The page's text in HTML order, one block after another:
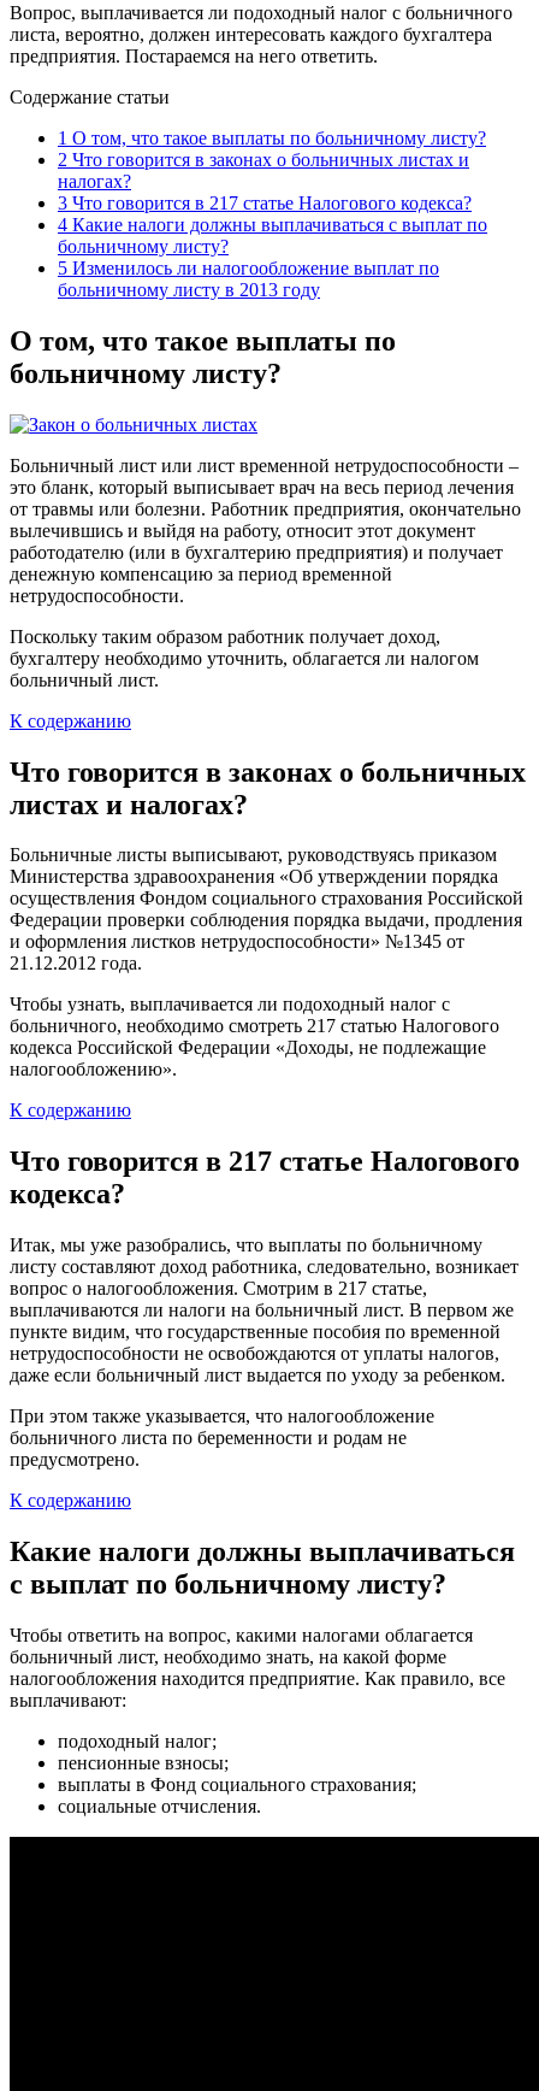
Вопрос, выплачивается ли подоходный налог с больничного
листа, вероятно, должен интересовать каждого бухгалтера
предприятия. Постараемся на него ответить.
Содержание статьи
1 О том, что такое выплаты по больничному листу?
2 Что говорится в законах о больничных листах и
налогах?
3 Что говорится в 217 статье Налогового кодекса?
4 Какие налоги должны выплачиваться с выплат по
больничному листу?
5 Изменилось ли налогообложение выплат по
больничному листу в 2013 году
О том, что такое выплаты по
больничному листу?
Больничный лист или лист временной нетрудоспособности –
это бланк, который выписывает врач на весь период лечения
от травмы или болезни. Работник предприятия, окончательно
вылечившись и выйдя на работу, относит этот документ
работодателю (или в бухгалтерию предприятия) и получает
денежную компенсацию за период временной
нетрудоспособности.
Поскольку таким образом работник получает доход,
бухгалтеру необходимо уточнить, облагается ли налогом
больничный лист.
К содержанию
Что говорится в законах о больничных
листах и налогах?
Больничные листы выписывают, руководствуясь приказом
Министерства здравоохранения «Об утверждении порядка
осуществления Фондом социального страхования Российской
Федерации проверки соблюдения порядка выдачи, продления
и оформления листков нетрудоспособности» №1345 от
21.12.2012 года.
Чтобы узнать, выплачивается ли подоходный налог с
больничного, необходимо смотреть 217 статью Налогового
кодекса Российской Федерации «Доходы, не подлежащие
налогообложению».
К содержанию
Что говорится в 217 статье Налогового
кодекса?
Итак, мы уже разобрались, что выплаты по больничному
листу составляют доход работника, следовательно, возникает
вопрос о налогообложения. Смотрим в 217 статье,
выплачиваются ли налоги на больничный лист. В первом же
пункте видим, что государственные пособия по временной
нетрудоспособности не освобождаются от уплаты налогов,
даже если больничный лист выдается по уходу за ребенком.
При этом также указывается, что налогообложение
больничного листа по беременности и родам не
предусмотрено.
К содержанию
Какие налоги должны выплачиваться
с выплат по больничному листу?
Чтобы ответить на вопрос, какими налогами облагается
больничный лист, необходимо знать, на какой форме
налогообложения находится предприятие. Как правило, все
выплачивают:
подоходный налог;
пенсионные взносы;
выплаты в Фонд социального страхования;
социальные отчисления.